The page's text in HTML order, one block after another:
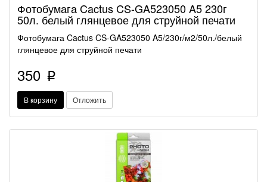
Фотобумага Cactus CS-GA523050 A5 230г
50л. белый глянцевое для струйной печати
Фотобумага Cactus CS-GA523050 A5/230г/м2/50л./белый
глянцевое для струйной печати
350 p
В корзину Отложить